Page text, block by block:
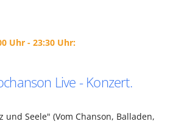
Uhr - 23:30 Uhr:
Live - Konzert.
und Seele" (Vom Chanson, Balladen,